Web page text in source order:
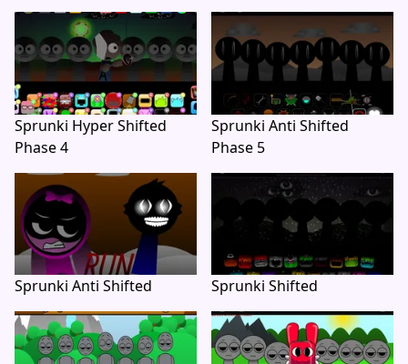
Sprunki Hyper Shifted
Phase 4
Sprunki Anti Shifted
Phase 5
Sprunki Anti Shifted Sprunki Shifted